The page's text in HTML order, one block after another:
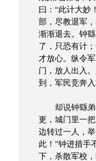
曰：“此计大妙
部，尽教退军
渐渐退去。钟
了，只恐有计
才放心。纵令
门，放人出入
到，军民竞奔
却说钟繇弟
更，城门里一
边转过一人，
此！”钟进措手
下，杀散军校